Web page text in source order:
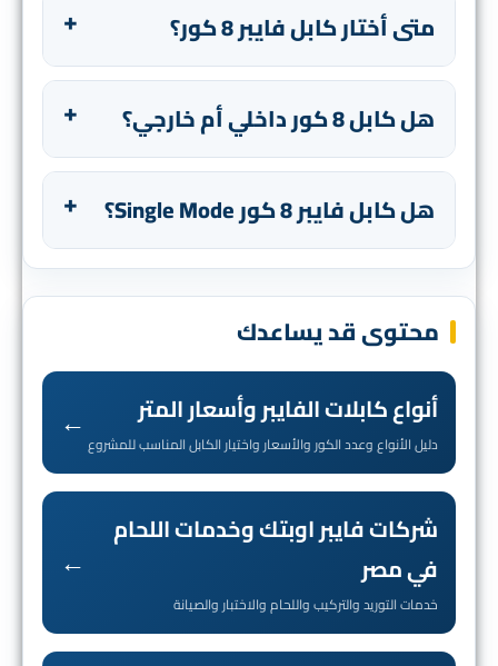
متى أختار كابل فايبر 8 كور؟
هل كابل 8 كور داخلي أم خارجي؟
هل كابل فايبر 8 كور Single Mode؟
محتوى قد يساعدك
أنواع كابلات الفايبر وأسعار المتر
دليل الأنواع وعدد الكور والأسعار واختيار الكابل المناسب للمشروع ←
شركات فايبر اوبتك وخدمات اللحام
في مصر
خدمات التوريد والتركيب واللحام والاختبار والصيانة
←